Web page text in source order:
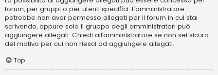
forum, per gruppi o per utenti specifici. L’amministratore
potrebbe non aver permesso allegati per il forum in cui stai
scrivendo, oppure solo il gruppo degli amministratori può
aggiungere allegati. Chiedi all’amministratore se non sei sicuro
del motivo per cui non riesci ad aggiungere allegati.
Top